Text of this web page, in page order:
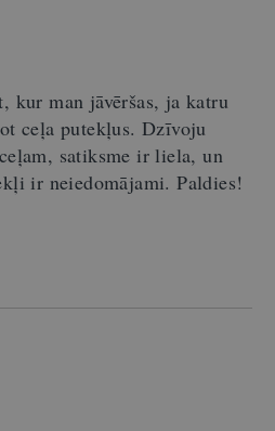
kur man jāvēršas, ja katru
ceļa putekļus. Dzīvoju
satiksme ir liela, un
ir neiedomājami. Paldies!